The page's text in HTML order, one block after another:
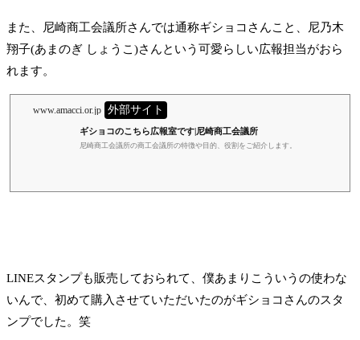
また、尼崎商工会議所さんでは通称ギショコさんこと、尼乃木
翔子(あまのぎ しょうこ)さんという可愛らしい広報担当がおら
れます。
www.amacci.or.jp 外部サイト
ギショコのこちら広報室です|尼崎商工会議所
尼崎商工会議所の商工会議所の特徴や目的、役割をご紹介します。
LINEスタンプも販売しておられて、僕あまりこういうの使わな
いんで、初めて購入させていただいたのがギショコさんのスタ
ンプでした。笑